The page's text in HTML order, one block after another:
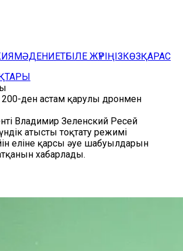
МӘДЕНИЕТБІЛЕ ЖҮРІҢІЗКӨЗҚАРАС
200-ден астам қарулы дронмен
Владимир Зеленский Ресей
атысты тоқтату режимі
еліне қарсы әуе шабуылдарын
хабарлады.